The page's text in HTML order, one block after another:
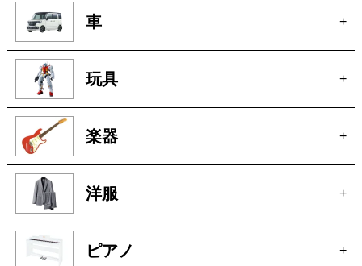
ブランド家具 +
車 +
玩具 +
楽器 +